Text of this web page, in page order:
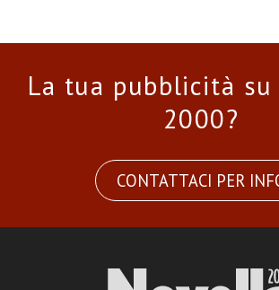
La tua pubblicità su
2000?
CONTATTACI PER